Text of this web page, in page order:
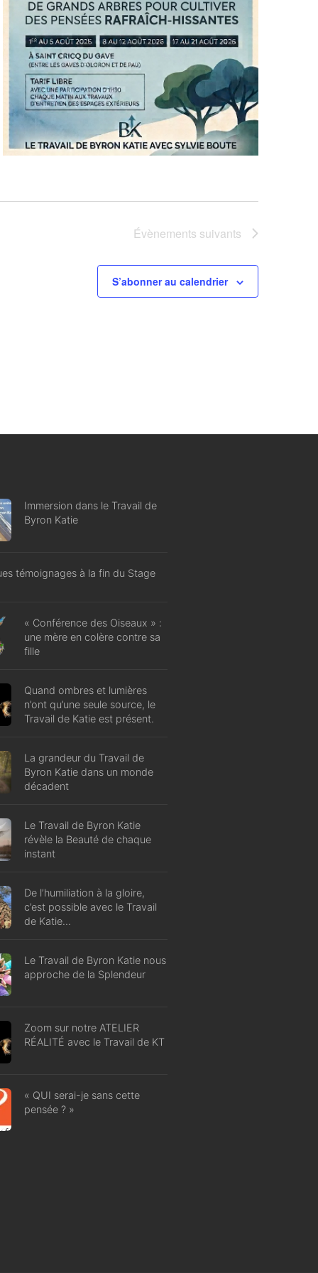
Évènements suivants
S’abonner au calendrier
Immersion dans le Travail de
Byron Katie
témoignages à la fin du Stage
« Conférence des Oiseaux » :
une mère en colère contre sa
fille
Quand ombres et lumières
n’ont qu’une seule source, le
Travail de Katie est présent.
La grandeur du Travail de
Byron Katie dans un monde
décadent
Le Travail de Byron Katie
révèle la Beauté de chaque
instant
De l’humiliation à la gloire,
c’est possible avec le Travail
de Katie…
Le Travail de Byron Katie nous
approche de la Splendeur
Zoom sur notre ATELIER
RÉALITÉ avec le Travail de KT
« QUI serai-je sans cette
pensée ? »